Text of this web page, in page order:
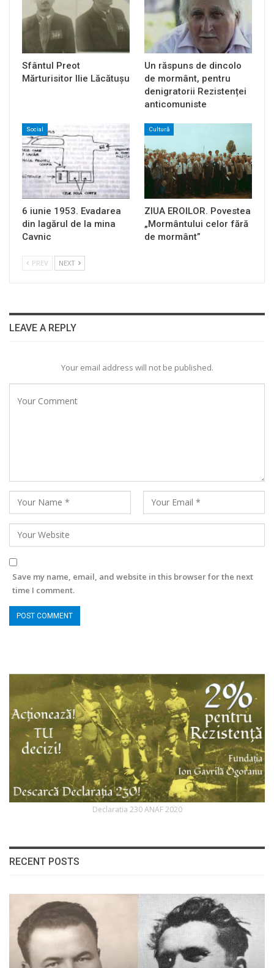
Sfântul Preot
Mărturisitor Ilie Lăcătușu
Un răspuns de dincolo
de mormânt, pentru
denigratorii Rezistenței
anticomuniste
Social
6 iunie 1953. Evadarea
din lagărul de la mina
Cavnic
Cultură
ZIUA EROILOR. Povestea
„Mormântului celor fără
de mormânt”
PREV NEXT
LEAVE A REPLY
Your email address will not be published.
Save my name, email, and website in this browser for the next
time I comment.
Declaratia 230 ANAF 2020
RECENT POSTS